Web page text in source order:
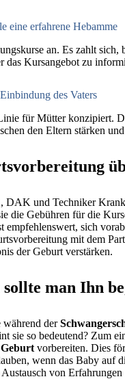
eine erfahrene Hebamme
an. Es zahlt sich,
das Kursangebot zu
des Vaters
für Mütter konzipiert.
den Eltern stärken
und Techniker
die Gebühren für die
empfehlenswert, sich
mit dem
der Geburt verstärken.
man Ihn
während der
sie so bedeutend? Zum
Geburt vorbereiten. Dies
wenn das Baby auf
von